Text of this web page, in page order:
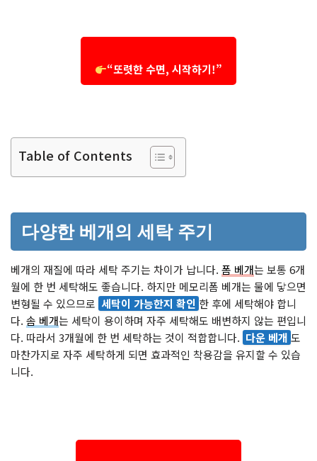
“또렷한 수면, 시작하기!”
Table of Contents
다양한 베개의 세탁 주기
베개의 재질에 따라 세탁 주기는 차이가 납니다. 폼 베개는 보통 6개
월에 한 번 세탁해도 좋습니다. 하지만 메모리폼 베개는 물에 닿으면
변형될 수 있으므로 세탁이 가능한지 확인 한 후에 세탁해야 합니
다. 솜 베개는 세탁이 용이하며 자주 세탁해도 배변하지 않는 편입니
다. 따라서 3개월에 한 번 세탁하는 것이 적합합니다. 다운 베개 도
마찬가지로 자주 세탁하게 되면 효과적인 착용감을 유지할 수 있습
니다.